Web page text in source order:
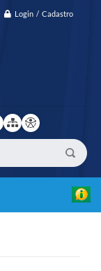
Login / Cadastro